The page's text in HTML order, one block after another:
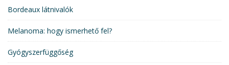
Bordeaux látnivalók
Melanoma: hogy ismerhető fel?
Gyógyszerfüggőség